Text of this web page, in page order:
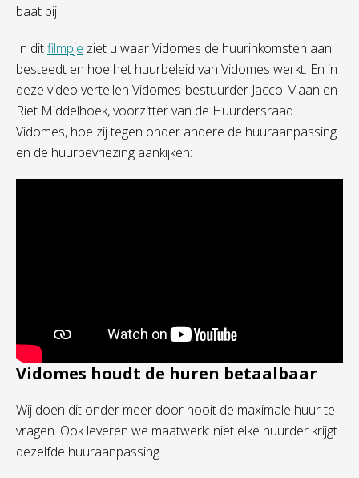
baat bij.
In ditfilmpje ziet u waar Vidomes de huurinkomsten aan
besteedt en hoe het huurbeleid van Vidomes werkt. En in
deze video vertellen Vidomes-bestuurder Jacco Maan en
Riet Middelhoek, voorzitter van de Huurdersraad
Vidomes, hoe zij tegen onder andere de huuraanpassing
en de huurbevriezing aankijken:
Vidomes houdt de huren betaalbaar
Wij doen dit onder meer door nooit de maximale huur te
vragen. Ook leveren we maatwerk: niet elke huurder krijgt
dezelfde huuraanpassing.